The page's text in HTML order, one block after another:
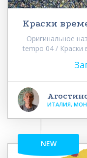
Краски
Оригинальное
tempo 04 / Краски
ИТАЛИЯ,
NEW